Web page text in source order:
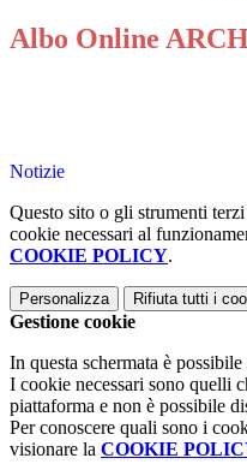
Albo Online
Notizie
Questo sito o gli strumenti
cookie necessari al
COOKIE POLICY.
Personalizza Rifiuta tutti i
Gestione cookie
In questa schermata è
I cookie necessari sono quelli
piattaforma e non è possibile
Per conoscere quali sono i
visionare la COOKIE